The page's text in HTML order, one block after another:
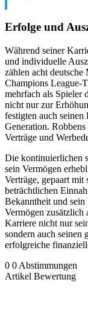
Erfolge und
Während seiner
und individuelle
zählen acht
Champions League-
mehrfach als Spieler
nicht nur zur
festigten auch seinen
Generation.
Verträge und
Die kontinuierlichen
sein Vermögen
Verträge, gepaart
beträchtlichen
Bekanntheit und sein
Vermögen zusätzlich
Karriere nicht nur
sondern auch seinen
erfolgreiche
0 0 Abstimmungen
Artikel Bewertung